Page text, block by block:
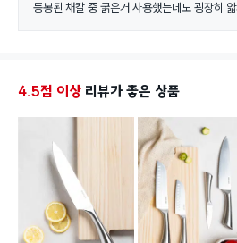
동봉된 채칼 중 굵은거 사용했는데도 굉장히
어서 좋아요~~
4.5점 이상 리뷰가 좋은 상품